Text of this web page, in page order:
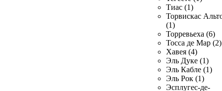
Тиас (1)
Торвискас
(1)
Торревьеха (6)
Тосса де Мар (2)
Хавея (4)
Эль Дуке (1)
Эль Кабле (1)
Эль Рок (1)
Эсплугес-де-